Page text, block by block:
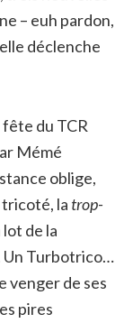
– euh pardon,
déclenche
du TCR
Mémé
oblige,
la trop-
de la
Un Turbotrico…
venger de ses
pires